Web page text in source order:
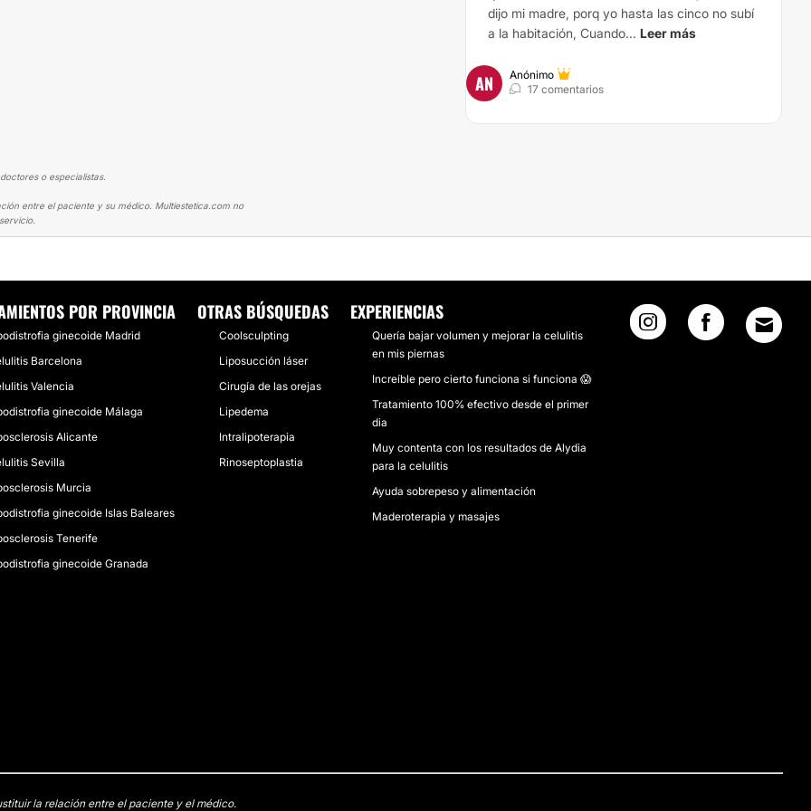
dijo mi madre, porq yo hasta las cinco no subí
a la habitación, Cuando... Leer más
AN
Anónimo
17 comentarios
o especialistas.
entre el paciente y su médico. Multiestetica.com no
POR PROVINCIA
ginecoide Madrid
Barcelona
Valencia
ginecoide Málaga
Alicante
Sevilla
Murcia
ginecoide Islas Baleares
Tenerife
ginecoide Granada
OTRAS BÚSQUEDAS
Coolsculpting
Liposucción láser
Cirugía de las orejas
Lipedema
Intralipoterapia
Rinoseptoplastia
EXPERIENCIAS
Quería bajar volumen y mejorar la celulitis
en mis piernas
Increíble pero cierto funciona si funciona 😱
Tratamiento 100% efectivo desde el primer
dia
Muy contenta con los resultados de Alydia
para la celulitis
Ayuda sobrepeso y alimentación
Maderoterapia y masajes
la relación entre el paciente y el médico.